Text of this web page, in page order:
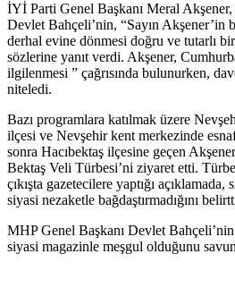
İYİ Parti Genel Başkanı Meral
Devlet Bahçeli’nin, “Sayın Akşener’in
derhal evine dönmesi doğru ve tutarlı bir
sözlerine yanıt verdi. Akşener,
ilgilenmesi ” çağrısında bulunurken,
niteledi.
Bazı programlara katılmak üzere
ilçesi ve Nevşehir kent merkezinde
sonra Hacıbektaş ilçesine geçen
Bektaş Veli Türbesi’ni ziyaret etti.
çıkışta gazetecilere yaptığı açıklamada,
siyasi nezaketle bağdaştırmadığını
MHP Genel Başkanı Devlet
siyasi magazinle meşgul olduğunu